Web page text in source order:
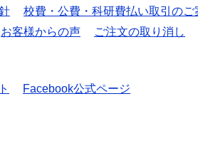
校費・公費・科研費払い取引のご
お客様からの声 ご注文の取り消し
Facebook公式ページ